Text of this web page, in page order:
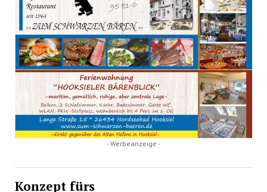
- Werbeanzeige -
Konzept fürs